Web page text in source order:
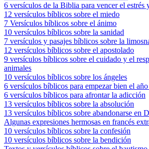
6 versículos de la Biblia para vencer el estrés
12 versículos bíblicos sobre el miedo
7 Versículos bíblicos sobre el ánimo
10 versículos bíblicos sobre la sanidad
7 versículos y pasajes bíblicos sobre la
12 versículos bíblicos sobre el apostolado
9 versículos bíblicos sobre el cuidado y el
animales
10 versículos bíblicos sobre los ángeles
6 versículos bíblicos para empezar bien el
6 versículos bíblicos para afrontar la adicción
13 versículos bíblicos sobre la absolución
13 versículos bíblicos sobre abandonarse en
Algunas expresiones hermosas en francés
10 versículos bíblicos sobre la confesión
10 versículos bíblicos sobre la bendición